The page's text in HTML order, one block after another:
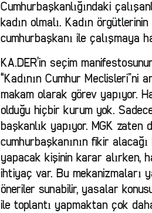
Cumhurbaşkanlığındaki
kadın olmalı. Kadın
cumhurbaşkanı ile çalışmaya
KA.DER’in seçim
“Kadının Cumhur Meclisleri”ni
makam olarak görev yapıyor.
olduğu hiçbir kurum yok.
başkanlık yapıyor. MGK zaten
cumhurbaşkanının fikir
yapacak kişinin karar alırken,
ihtiyaç var. Bu mekanizmaları
öneriler sunabilir, yasalar
ile toplantı yapmaktan çok